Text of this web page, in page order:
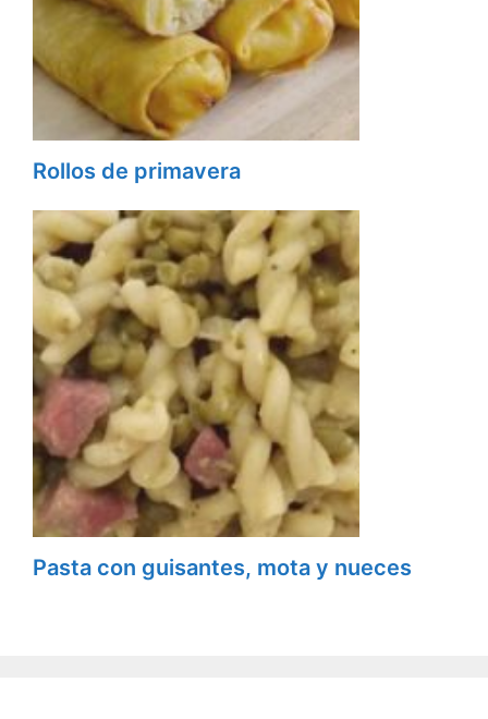
Rollos de primavera
Pasta con guisantes, mota y nueces